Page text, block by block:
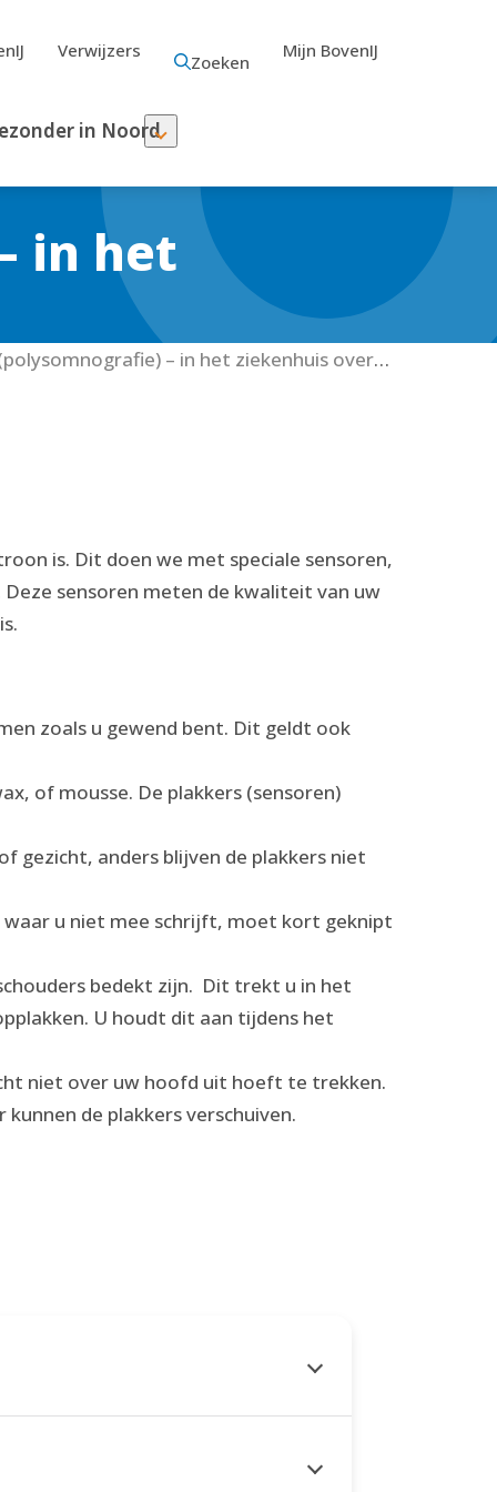
Verwijzers
Zoeken
Mijn BovenIJ
in Noord
in het
Slaaponderzoek (polysomnografie) – in het ziekenhuis overnachten
is. Dit doen we met speciale sensoren,
sensoren meten de kwaliteit van uw
zoals u gewend bent. Dit geldt ook
of mousse. De plakkers (sensoren)
gezicht, anders blijven de plakkers niet
waar u niet mee schrijft, moet kort geknipt
bedekt zijn. Dit trekt u in het
U houdt dit aan tijdens het
niet over uw hoofd uit hoeft te trekken.
de plakkers verschuiven.